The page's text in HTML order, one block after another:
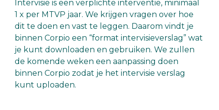
Intervisie is een verplichte interventie, minimaal
1 x per MTVP jaar. We krijgen vragen over hoe
dit te doen en vast te leggen. Daarom vindt je
binnen Corpio een “format intervisieverslag” wat
je kunt downloaden en gebruiken. We zullen
de komende weken een aanpassing doen
binnen Corpio zodat je het intervisie verslag
kunt uploaden.